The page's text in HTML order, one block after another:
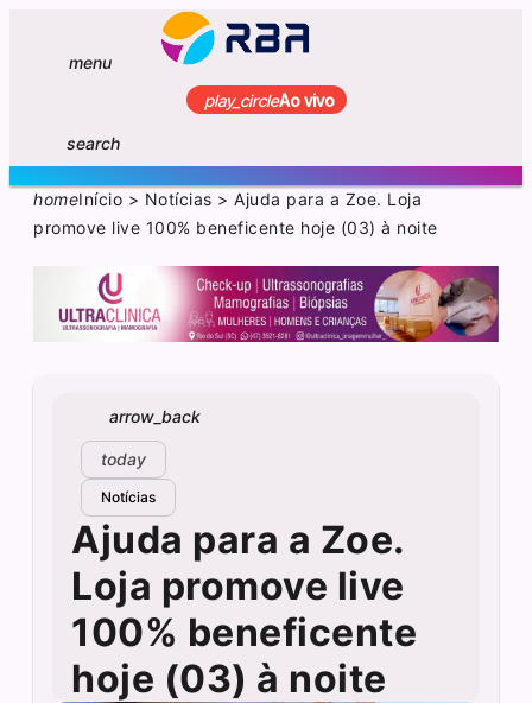
menu
play_circleAo vivo
search
homeInício > Notícias >Ajuda para a Zoe. Loja
promove live 100% beneficente hoje (03) à noite
arrow_back
today
Notícias
Ajuda para a Zoe.
Loja promove live
100% beneficente
hoje (03) à noite